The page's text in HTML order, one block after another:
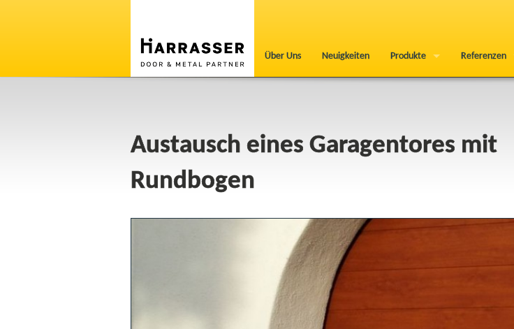
Über Uns Neuigkeiten Produkte Referenzen
Austausch eines Garagentores mit
Rundbogen